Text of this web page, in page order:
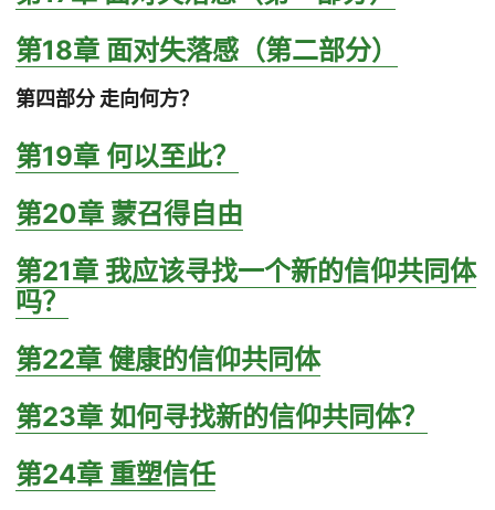
第18章 面对失落感（第二部分）
第四部分 走向何方？
第19章 何以至此？
第20章 蒙召得自由
第21章 我应该寻找一个新的信仰共同体
吗？
第22章 健康的信仰共同体
第23章 如何寻找新的信仰共同体？
第24章 重塑信任